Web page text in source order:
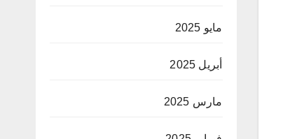
مايو 2025
أبريل 2025
مارس 2025